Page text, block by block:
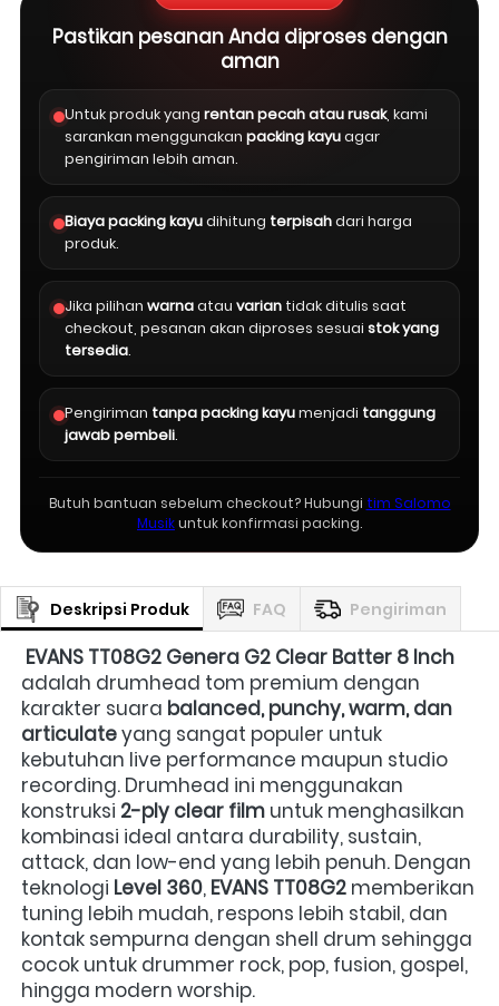
Pastikan pesanan Anda diproses dengan
aman
Untuk produk yang rentan pecah atau rusak, kami
sarankan menggunakan packing kayuagar
pengiriman lebih aman.
Biaya packing kayudihitung terpisahdari harga
produk.
Jika pilihan warnaatau varian tidak ditulis saat
checkout, pesanan akan diproses sesuai stok yang
tersedia.
Pengiriman tanpa packing kayumenjadi tanggung
jawab pembeli.
Butuh bantuan sebelum checkout? Hubungi tim Salomo
Musikuntuk konfirmasi packing.
Deskripsi Produk FAQ Pengiriman
EVANS TT08G2 Genera G2 Clear Batter 8 Inch
adalah drumhead tom premium dengan
karakter suara balanced, punchy, warm, dan
articulate yang sangat populer untuk
kebutuhan live performance maupun studio
recording. Drumhead ini menggunakan
konstruksi 2-ply clear film untuk menghasilkan
kombinasi ideal antara durability, sustain,
attack, dan low-end yang lebih penuh. Dengan
teknologi Level 360, EVANS TT08G2 memberikan
tuning lebih mudah, respons lebih stabil, dan
kontak sempurna dengan shell drum sehingga
cocok untuk drummer rock, pop, fusion, gospel,
hingga modern worship.